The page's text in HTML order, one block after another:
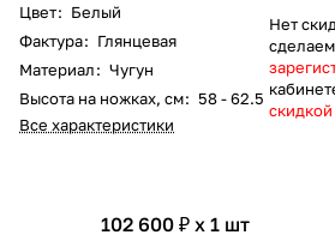
Цвет: Белый
Фактура: Глянцевая
Материал: Чугун
Высота на ножках, см: 58 - 62.5
Все характеристики
Нет
скидкой
102 600 ₽ x 1 шт